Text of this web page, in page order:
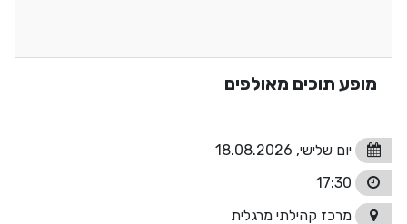
מופע תוכים מאולפים
יום שלישי, 18.08.2026
מרכז קהילתי מרגלית